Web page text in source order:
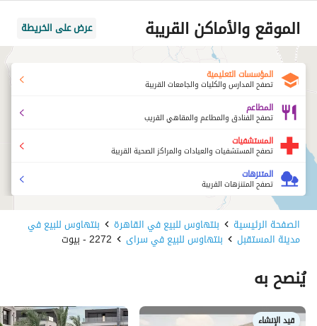
الموقع والأماكن القريبة عرض على الخريطة
المؤسسات التعليمية
تصفح المدارس والكليات والجامعات القريبة
المطاعم
تصفح الفنادق والمطاعم والمقاهي القريب
المستشفيات
تصفح المستشفيات والعيادات والمراكز الصحية القريبة
المتنزهات
تصفح المتنزهات القريبة
الصفحة الرئيسية بنتهاوس للبيع في القاهرة بنتهاوس للبيع في
مدينة المستقبل بنتهاوس للبيع في سراى 2272 - بيوت
يُنصح به
قيد الإنشاء